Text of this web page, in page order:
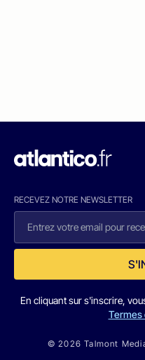
RECEVEZ NOTRE NEWSLETTER
En cliquant sur s'inscrire,
Termes
© 2026 Talmont